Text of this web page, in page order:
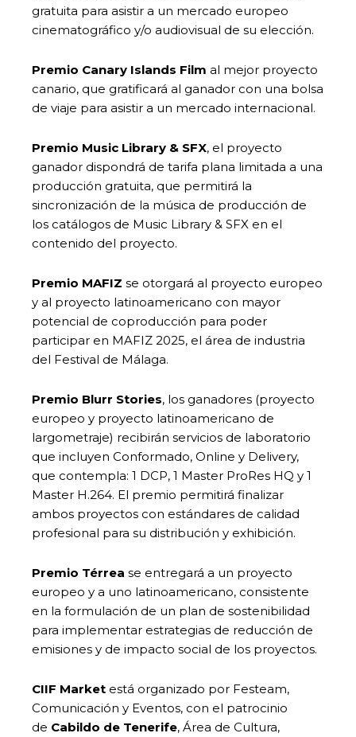
gratuita para asistir a un mercado europeo
cinematográfico y/o audiovisual de su elección.
Premio Canary Islands Film al mejor proyecto
canario, que gratificará al ganador con una bolsa
de viaje para asistir a un mercado internacional.
Premio Music Library & SFX, el proyecto
ganador dispondrá de tarifa plana limitada a una
producción gratuita, que permitirá la
sincronización de la música de producción de
los catálogos de Music Library & SFX en el
contenido del proyecto.
Premio MAFIZ se otorgará al proyecto europeo
y al proyecto latinoamericano con mayor
potencial de coproducción para poder
participar en MAFIZ 2025, el área de industria
del Festival de Málaga.
Premio Blurr Stories, los ganadores (proyecto
europeo y proyecto latinoamericano de
largometraje) recibirán servicios de laboratorio
que incluyen Conformado, Online y Delivery,
que contempla: 1 DCP, 1 Master ProRes HQ y 1
Master H.264. El premio permitirá finalizar
ambos proyectos con estándares de calidad
profesional para su distribución y exhibición.
Premio Térrea se entregará a un proyecto
europeo y a uno latinoamericano, consistente
en la formulación de un plan de sostenibilidad
para implementar estrategias de reducción de
emisiones y de impacto social de los proyectos.
CIIF Market está organizado por Festeam,
Comunicación y Eventos, con el patrocinio
de Cabildo de Tenerife, Área de Cultura,